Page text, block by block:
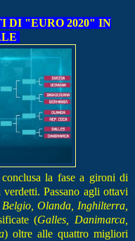
DI "EURO 2020" IN
la fase a gironi di
Passano agli ottavi
Olanda, Inghilterra,
(Galles, Danimarca,
) oltre alle quattro migliori